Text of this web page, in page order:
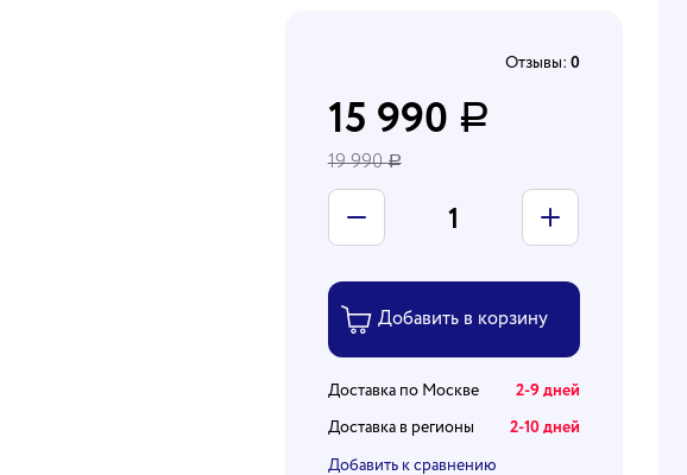
Отзывы: 0
15 990 Р
19 990Р
Доставка по Москве 2-9 дней
Доставка в регионы 2-10 дней
Добавить к сравнению